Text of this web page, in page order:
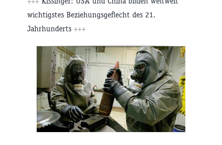
wichtigstes Beziehungsgeflecht des 21.
Jahrhunderts +++